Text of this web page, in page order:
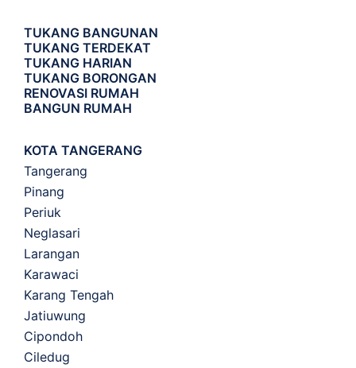
TUKANG BANGUNAN
TUKANG TERDEKAT
TUKANG HARIAN
TUKANG BORONGAN
RENOVASI RUMAH
BANGUN RUMAH
KOTA TANGERANG
Tangerang
Pinang
Periuk
Neglasari
Larangan
Karawaci
Karang Tengah
Jatiuwung
Cipondoh
Ciledug